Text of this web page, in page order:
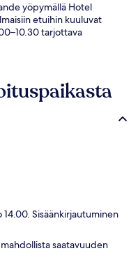
yöpymällä Hotel
etuihin kuuluvat
tarjottava
Sisäänkirjautuminen
saatavuuden